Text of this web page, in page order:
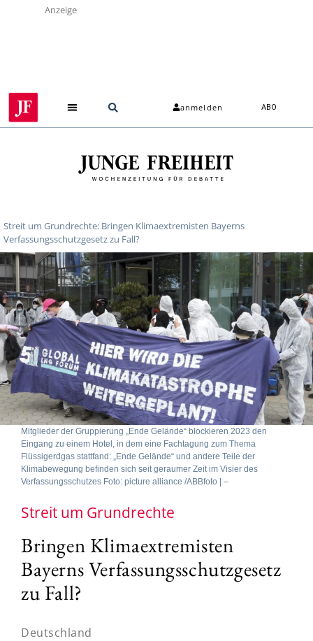
Anzeige
anmelden ABO
Streit um Grundrechte: Bringen Klimaextremisten Bayerns
Verfassungsschutzgesetz zu Fall?
Mitglieder der Gruppierung „Ende Gelände“ blockieren 2023 den
Eingang zu einem Hotel, in dem eine Fachtagung zum Thema
Flüssigerdgas stattfand: „Ende Gelände“ und andere Teile der
Klimabewegung befinden sich seit geraumer Zeit im Visier des
Verfassungsschutzes Foto: picture alliance /ABBfoto | –
Streit um Grundrechte
Bringen Klimaextremisten
Bayerns Verfassungsschutzgesetz
zu Fall?
Deutschland